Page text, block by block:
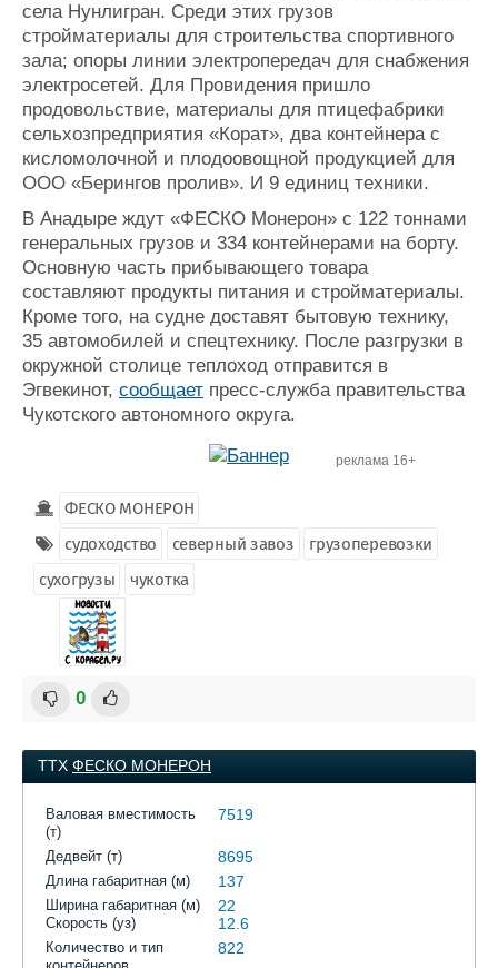
села Нунлигран. Среди этих грузов
стройматериалы для строительства спортивного
зала; опоры линии электропередач для снабжения
электросетей. Для Провидения пришло
продовольствие, материалы для птицефабрики
сельхозпредприятия «Корат», два контейнера с
кисломолочной и плодоовощной продукцией для
ООО «Берингов пролив». И 9 единиц техники.
В Анадыре ждут «ФЕСКО Монерон» с 122 тоннами
генеральных грузов и 334 контейнерами на борту.
Основную часть прибывающего товара
составляют продукты питания и стройматериалы.
Кроме того, на судне доставят бытовую технику,
35 автомобилей и спецтехнику. После разгрузки в
окружной столице теплоход отправится в
Эгвекинот, сообщает пресс-служба правительства
Чукотского автономного округа.
реклама 16+
ФЕСКО МОНЕРОН
судоходство
северный завоз
грузоперевозки
сухогрузы
чукотка
0
ТТХ ФЕСКО МОНЕРОН
Валовая вместимость
(т)
7519
Дедвейт (т) 8695
Длина габаритная (м) 137
Ширина габаритная (м) 22
Скорость (уз) 12.6
Количество и тип
822